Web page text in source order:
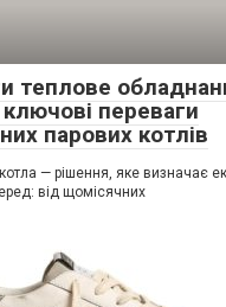
теплове
переваги
парових котлів
— рішення, яке визначає
від щомісячних